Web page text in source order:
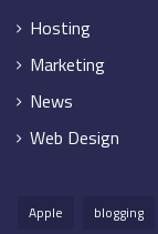
Hosting
Marketing
News
Web Design
Apple blogging